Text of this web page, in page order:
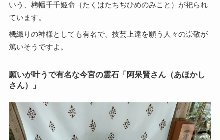
いう、栲幡千千姫命（たくはたちぢひめのみこと）が祀られ
ています。
機織りの神様としても有名で、技芸上達を願う人々の崇敬が
篤いそうですよ。
願いが叶うで有名な今宮の霊石「阿呆賢さん（あほかし
さん）」